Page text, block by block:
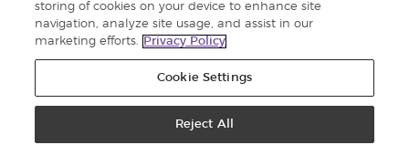
Ilmainen yhteydenotto lankanumeroista Suomesta
913 239
Email: asiakaspalvelu@youngliving.com
pidätetään. |Yksityisyydensuoja
storing of cookies on your device to enhance site
navigation, analyze site usage, and assist in our
marketing efforts.
Privacy Policy
Cookie Settings
Reject All